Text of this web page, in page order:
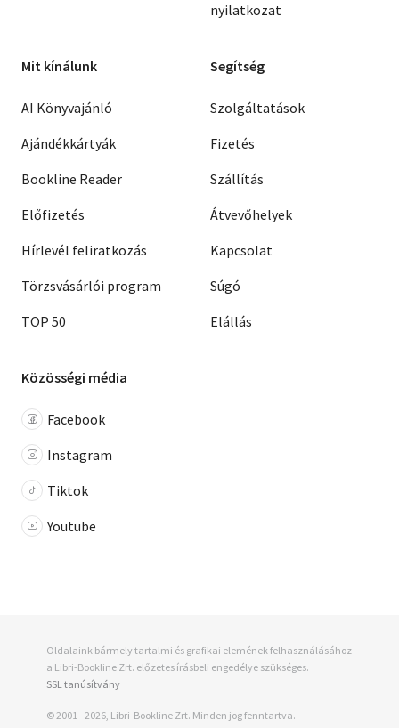
nyilatkozat
Mit kínálunk
AI Könyvajánló
Ajándékkártyák
Bookline Reader
Előfizetés
Hírlevél feliratkozás
Törzsvásárlói program
TOP 50
Segítség
Szolgáltatások
Fizetés
Szállítás
Átvevőhelyek
Kapcsolat
Súgó
Elállás
Közösségi média
Facebook
Instagram
Tiktok
Youtube
Oldalaink bármely tartalmi és grafikai elemének felhasználásához
a Libri-Bookline Zrt. előzetes írásbeli engedélye szükséges.
SSL tanúsítvány
© 2001 - 2026, Libri-Bookline Zrt. Minden jog fenntartva.